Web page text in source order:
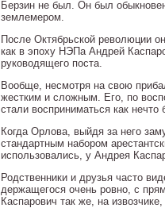
Берзин не был. Он был
землемером.
После Октябрьской революции
как в эпоху НЭПа Андрей
руководящего поста.
Вообще, несмотря на свою
жестким и сложным. Его, по
стали восприниматься как нечто
Когда Орлова, выйдя за него
стандартным набором
использовались, у Андрея
Родственники и друзья часто
держащегося очень ровно, с
Каспарович так же, на